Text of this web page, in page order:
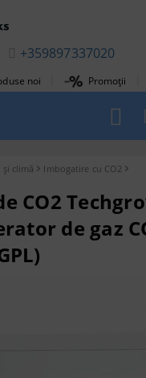
+359897337020
noi Promoții
climă
Imbogatire cu CO2
CO2
de gaz